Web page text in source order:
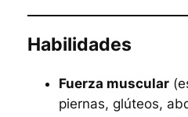
Habilidades
Fuerza muscular
piernas, glúteos,